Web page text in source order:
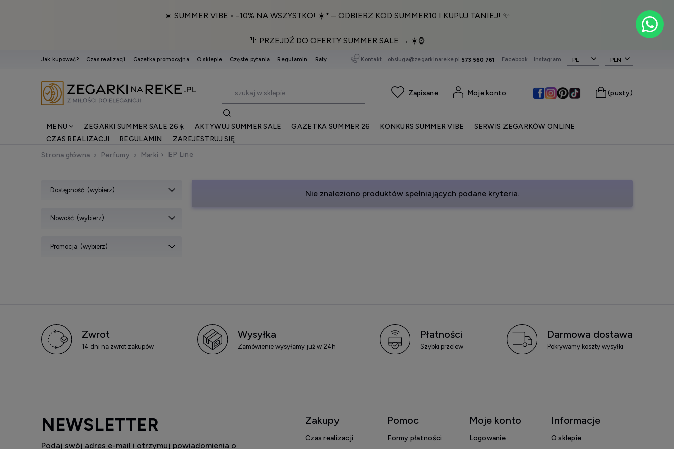
☀️ SUMMER VIBE • -10% NA WSZYSTKO! ☀️* – ODBIERZ KOD SUMMER10 I KUPUJ TANIEJ! ✨
🌴 PRZEJDŹ DO OFERTY SUMMER SALE → ☀️⌚️
Jak kupować? Czas realizacji Gazetka promocyjna O sklepie Częste pytania Regulamin Raty Kontakt obsluga@zegarkinareke.pl 573 560 761 Facebook Instagram PL
(pusty)
Moje konto
MENU ZEGARKI SUMMER SALE 26☀️ AKTYWUJ SUMMER SALE GAZETKA SUMMER 26 KONKURS SUMMER VIBE
SERWIS ZEGARKÓW ONLINE
CZAS REALIZACJI
REGULAMIN
ZAREJESTRUJ SIĘ
Strona główna
Perfumy Marki EP Line
Dostępność: (wybierz)
Nowość: (wybierz)
Promocja: (wybierz)
Nie znaleziono produktów spełniających podane kryteria.
Zwrot
14 dni na zwrot zakupów
Wysyłka
Zamówienie wysyłamy już w 24h
Płatności
Szybki przelew
Darmowa dostawa
Pokrywamy koszty wysyłki
NEWSLETTER
Podaj swój adres e-mail i otrzymuj powiadomienia o
Zakupy
Czas realizacji
Pomoc
Formy płatności
Moje konto
Logowanie
Informacje
O sklepie